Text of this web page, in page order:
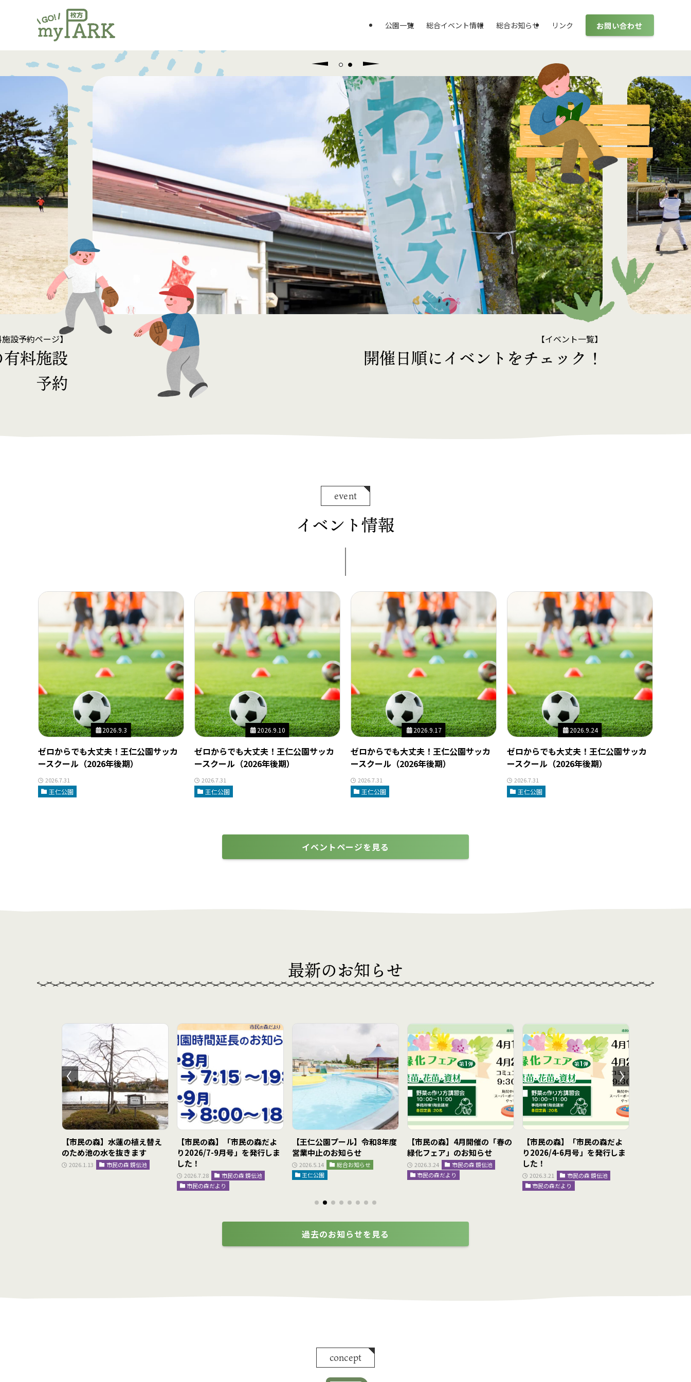
公園一覧 総合イベント情報 総合お知らせ リンク お問い合わせ
設予約ページ】
料施設
予約
【イベント一覧】
開催日順にイベントをチェック！
event
イベント情報
2026.9.3
ゼロからでも大丈夫！王仁公園サッカ
ースクール（2026年後期）
2026.7.31
王仁公園
2026.9.10
ゼロからでも大丈夫！王仁公園サッカ
ースクール（2026年後期）
2026.7.31
王仁公園
2026.9.17
ゼロからでも大丈夫！王仁公園サッカ
ースクール（2026年後期）
2026.7.31
王仁公園
2026.9.24
ゼロからでも大丈夫！王仁公園サッカ
ースクール（2026年後期）
2026.7.31
王仁公園
イベントページを見る
最新のお知らせ
【市民の森】水蓮の植え替え
のため池の水を抜きます
2026.1.13 市民の森 鏡伝池
【市民の森】「市民の森だよ
り2026/7-9月号」を発行しま
した！
2026.7.28
市民の森 鏡伝池
市民の森だより
【王仁公園プール】令和8年度
営業中止のお知らせ
2026.5.14
総合お知らせ
王仁公園
【市民の森】4月開催の「春の
緑化フェア」のお知らせ
2026.3.24
市民の森 鏡伝池
市民の森だより
【市民の森】「市民の森だよ
り2026/4-6月号」を発行しま
した！
2026.3.21
市民の森 鏡伝池
市民の森だより
過去のお知らせを見る
concept